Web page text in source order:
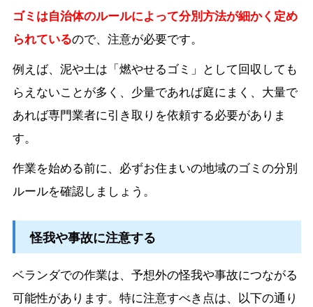
ゴミは自治体のルールによって分別方法が細かく定め
られているので、注意が必要です。
例えば、泥や土は「燃やせるゴミ」として回収しても
らえないことが多く、少量であれば庭にまく、大量で
あれば専門業者に引き取りを依頼する必要がありま
す。
作業を始める前に、必ずお住まいの地域のゴミの分別
ルールを確認しましょう。
怪我や事故に注意する
ベランダでの作業は、予想外の怪我や事故につながる
可能性があります。特に注意すべき点は、以下の通り